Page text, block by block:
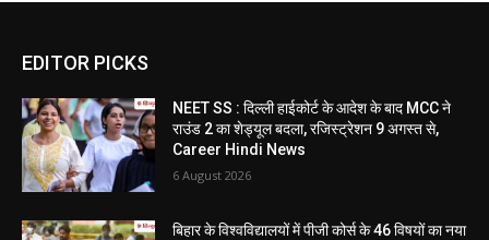
EDITOR PICKS
NEET SS : दिल्ली हाईकोर्ट के आदेश के बाद MCC ने
राउंड 2 का शेड्यूल बदला, रजिस्ट्रेशन 9 अगस्त से,
Career Hindi News
6 August 2026
बिहार के विश्वविद्यालयों में पीजी कोर्स के 46 विषयों का नया